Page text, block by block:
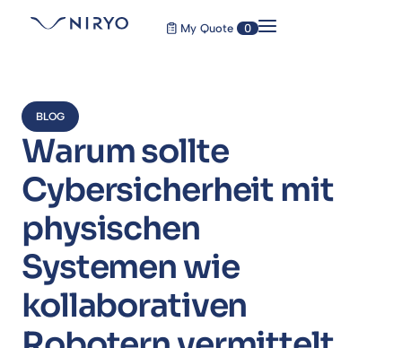
My Quote 0
BLOG
Warum sollte
Cybersicherheit mit
physischen
Systemen wie
kollaborativen